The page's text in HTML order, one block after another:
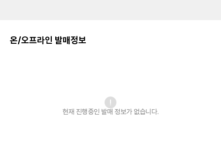
온/오프라인 발매정보
현재 진행중인 발매 정보가 없습니다.